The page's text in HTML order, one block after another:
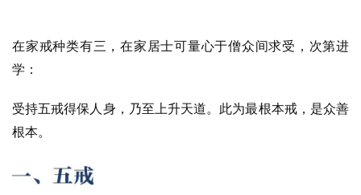
在家戒种类有三，在家居士可量心于僧众间求受，次第进
学：
受持五戒得保人身，乃至上升天道。此为最根本戒，是众善
根本。